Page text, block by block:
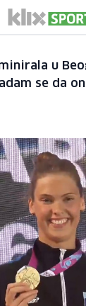
u
se da